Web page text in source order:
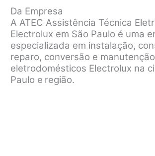
Da Empresa
A ATEC Assistência Técnica
Electrolux em São Paulo é uma
especializada em instalação,
reparo, conversão e
eletrodomésticos Electrolux na
Paulo e região.